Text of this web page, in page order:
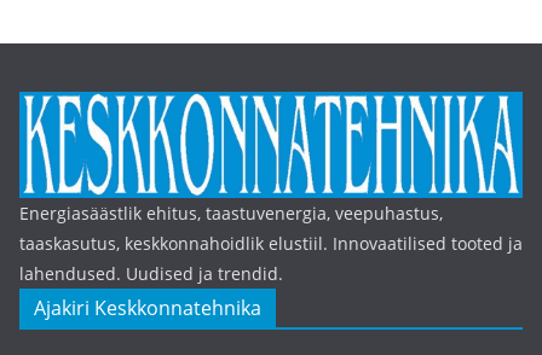
Energiasäästlik ehitus, taastuvenergia, veepuhastus,
taaskasutus, keskkonnahoidlik elustiil. Innovaatilised tooted ja
lahendused. Uudised ja trendid.
Ajakiri Keskkonnatehnika